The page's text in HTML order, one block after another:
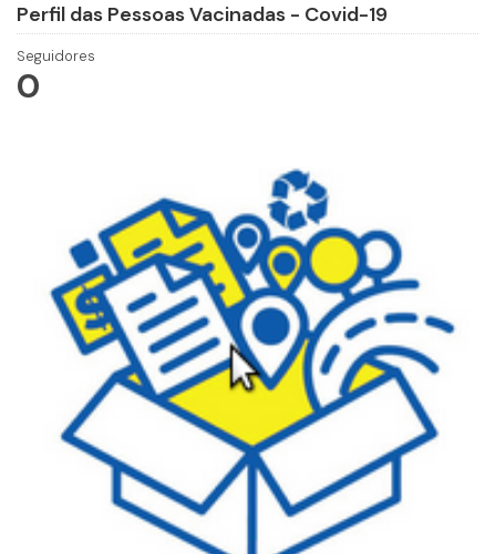
Perfil das Pessoas Vacinadas - Covid-19
Seguidores
0